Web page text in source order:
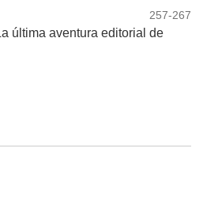
257-267
última aventura editorial de